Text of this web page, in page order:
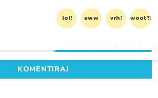
lol! aww vrh! woot?!
KOMENTIRAJ